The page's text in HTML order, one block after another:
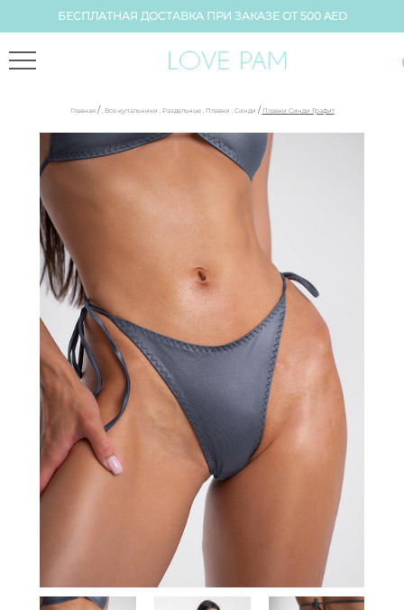
БЕСПЛАТНАЯ ДОСТАВКА ПРИ ЗАКАЗЕ ОТ 500 AED
Главная / , Все купальники , Раздельные, Плавки , Синди / Плавки Синди Графит